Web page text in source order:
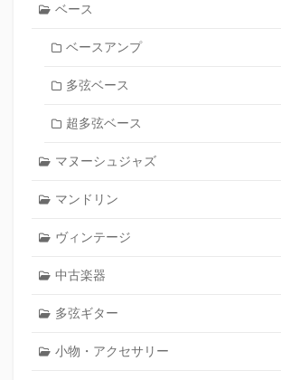
ベース
ベースアンプ
多弦ベース
超多弦ベース
マヌーシュジャズ
マンドリン
ヴィンテージ
中古楽器
多弦ギター
小物・アクセサリー